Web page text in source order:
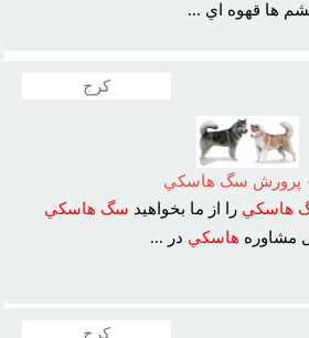
ها قهوه اي ...
کرج
پرورش سگ هاسکي
هاسکي را از ما بخواهيد سگ هاسکي
مشاوره هاسکي در ...
کرج